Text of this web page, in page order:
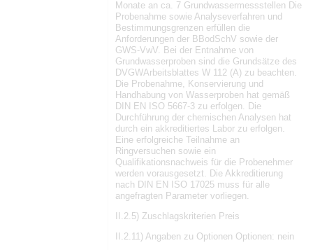
Monate an ca. 7 Grundwassermessstellen Die
Probenahme sowie Analyseverfahren und
Bestimmungsgrenzen erfüllen die
Anforderungen der BBodSchV sowie der
GWS-VwV. Bei der Entnahme von
Grundwasserproben sind die Grundsätze des
DVGWArbeitsblattes W 112 (A) zu beachten.
Die Probenahme, Konservierung und
Handhabung von Wasserproben hat gemäß
DIN EN ISO 5667-3 zu erfolgen. Die
Durchführung der chemischen Analysen hat
durch ein akkreditiertes Labor zu erfolgen.
Eine erfolgreiche Teilnahme an
Ringversuchen sowie ein
Qualifikationsnachweis für die Probenehmer
werden vorausgesetzt. Die Akkreditierung
nach DIN EN ISO 17025 muss für alle
angefragten Parameter vorliegen.
II.2.5) Zuschlagskriterien Preis
II.2.11) Angaben zu Optionen Optionen: nein